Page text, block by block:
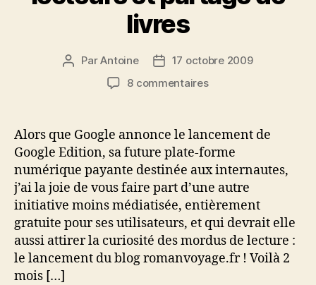
livres
Auteur
ParAntoine
Date17 octobre 2009
8 commentairessur
avis
lecteurs
et
partage
de
livres
Alors que Google annonce le lancement de
Google Edition, sa future plate-forme
numérique payante destinée aux internautes,
j’ai la joie de vous faire part d’une autre
initiative moins médiatisée, entièrement
gratuite pour ses utilisateurs, et qui devrait elle
aussi attirer la curiosité des mordus de lecture :
le lancement du blog romanvoyage.fr ! Voilà 2
mois […]